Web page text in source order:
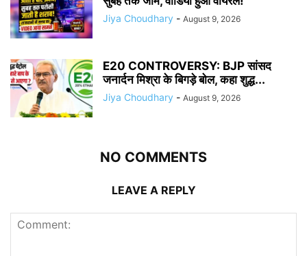
Jiya Choudhary - August 9, 2026
E20 CONTROVERSY: BJP सांसद
जनार्दन मिश्रा के बिगड़े बोल, कहा शुद्ध...
Jiya Choudhary - August 9, 2026
NO COMMENTS
LEAVE A REPLY